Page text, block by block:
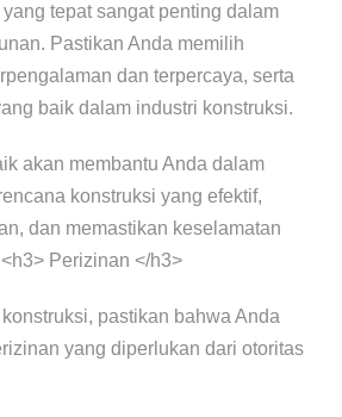
tepat sangat penting dalam
Pastikan Anda memilih
dan terpercaya, serta
baik dalam industri konstruksi.
akan membantu Anda dalam
konstruksi yang efektif,
dan memastikan keselamatan
Perizinan </h3>
pastikan bahwa Anda
yang diperlukan dari otoritas